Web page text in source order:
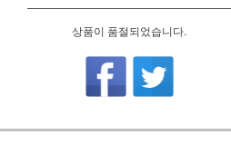
상품이 품절되었습니다.